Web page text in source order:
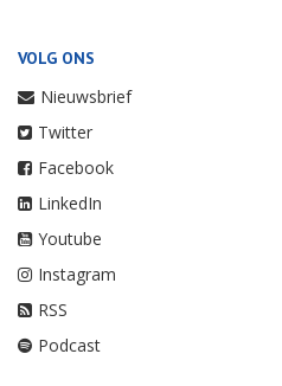
VOLG ONS
Nieuwsbrief
Twitter
Facebook
LinkedIn
Youtube
Instagram
RSS
Podcast